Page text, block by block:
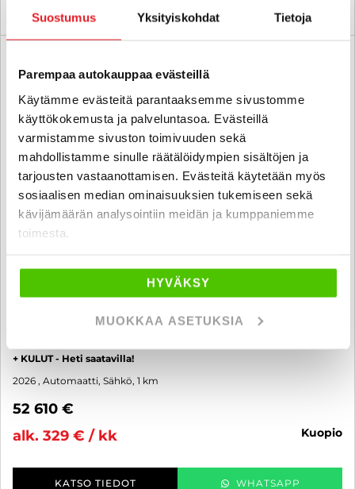
Suostumus Yksityiskohdat Tietoja
Parempaa autokauppaa evästeillä
Käytämme evästeitä parantaaksemme sivustomme
käyttökokemusta ja palveluntasoa. Evästeillä
varmistamme sivuston toimivuuden sekä
mahdollistamme sinulle räätälöidympien sisältöjen ja
tarjousten vastaanottamisen. Evästeitä käytetään myös
sosiaalisen median ominaisuuksien tukemiseen sekä
kävijämäärän analysointiin meidän ja kumppaniemme
toimesta.
HYVÄKSY
MUOKKAA ASETUKSIA
+ KULUT - Heti saatavilla!
2026 , Automaatti, Sähkö, 1 km
52 610 €
alk. 329 € / kk
kuopio
KATSO TIEDOT WHATSAPP